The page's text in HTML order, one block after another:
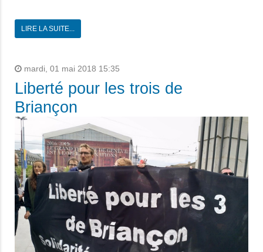
LIRE LA SUITE...
mardi, 01 mai 2018 15:35
Liberté pour les trois de
Briançon